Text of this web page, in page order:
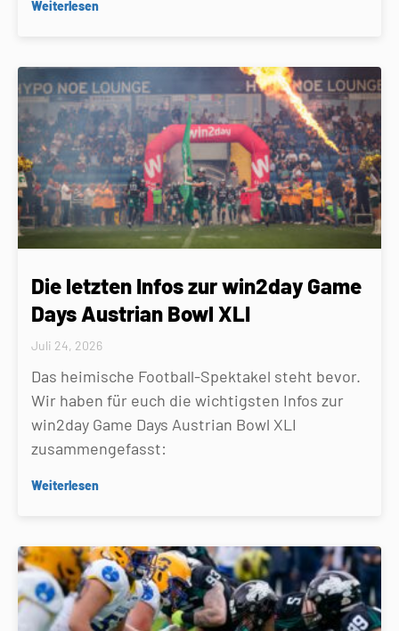
Weiterlesen
Die letzten Infos zur win2day Game
Days Austrian Bowl XLI
Juli 24, 2026
Das heimische Football-Spektakel steht bevor.
Wir haben für euch die wichtigsten Infos zur
win2day Game Days Austrian Bowl XLI
zusammengefasst:
Weiterlesen